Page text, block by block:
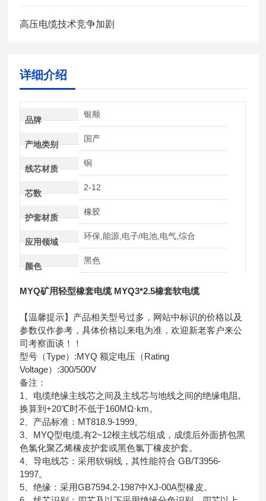
高压电缆技术竞争加剧
详细介绍
品牌
银顺
产地类别
国产
线芯材质
铜
芯数
2-12
护套材质
橡胶
应用领域
环保,能源,电子/电池,电气,综合
颜色
黑色
MYQ矿用轻型橡套电缆 MYQ3*2.5橡套软电缆
【温馨提示】产品相关型号过多，网站中标识的价格以及
参数仅作参考，具体价格以来电为准，欢迎新老客户来公
司考察面谈！！
型号（Type）:MYQ 额定电压（Rating
Voltage）:300/500V
备注：
1、电缆绝缘主线芯之间及主线芯与地线之间的绝缘电阻,
换算到+20℃时不低于160MΩ·km。
2、产品标准：MT818.9-1999。
3、MYQ型电缆,有2~12根主线芯组成，成缆后外面挤包黑
色氯化聚乙烯橡皮护套或黑色氯丁橡皮护套。
4、导电线芯：采用软铜线，其性能符合 GB/T3956-
1997。
5、绝缘：采用GB7594.2-1987中XJ-00A型橡皮。